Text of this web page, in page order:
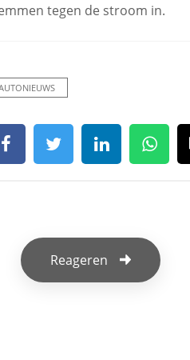
tegen de stroom in.
Reageren